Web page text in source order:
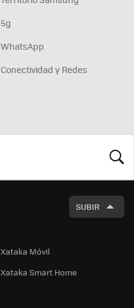
5g
WhatsApp
Conectividad y Redes
SUBIR
Xataka Móvil
Xataka Smart Home